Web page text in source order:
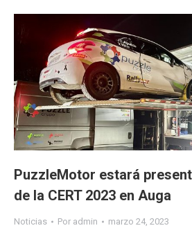
PuzzleMotor estará
de la CERT 2023 en Auga
Noticias Por admin marzo 24, 2023